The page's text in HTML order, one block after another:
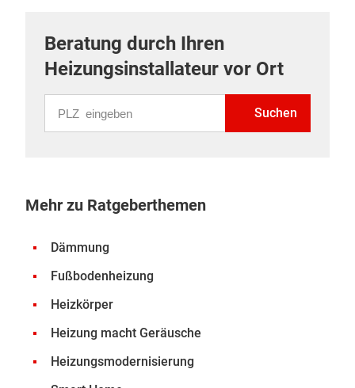
Beratung durch Ihren
Heizungsinstallateur vor Ort
Suchen
Mehr zu Ratgeberthemen
Dämmung
Fußbodenheizung
Heizkörper
Heizung macht Geräusche
Heizungsmodernisierung